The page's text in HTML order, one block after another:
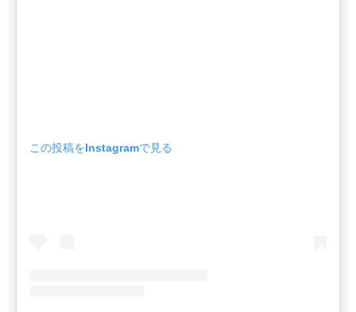
この投稿をInstagramで見る